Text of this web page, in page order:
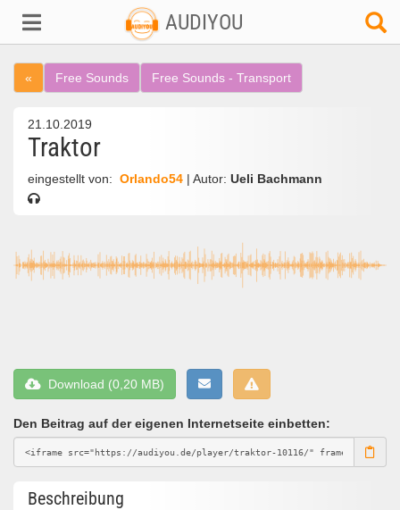
AUDIYOU
« Free Sounds Free Sounds - Transport
21.10.2019
Traktor
eingestellt von: Orlando54 | Autor: Ueli Bachmann
Download (0,20 MB)
Den Beitrag auf der eigenen Internetseite einbetten:
Beschreibung